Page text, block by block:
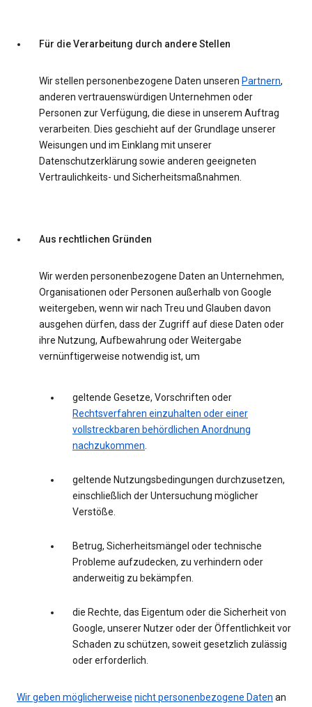
Für die Verarbeitung durch andere Stellen
Wir stellen personenbezogene Daten unseren Partnern,
anderen vertrauenswürdigen Unternehmen oder
Personen zur Verfügung, die diese in unserem Auftrag
verarbeiten. Dies geschieht auf der Grundlage unserer
Weisungen und im Einklang mit unserer
Datenschutzerklärung sowie anderen geeigneten
Vertraulichkeits- und Sicherheitsmaßnahmen.
Aus rechtlichen Gründen
Wir werden personenbezogene Daten an Unternehmen,
Organisationen oder Personen außerhalb von Google
weitergeben, wenn wir nach Treu und Glauben davon
ausgehen dürfen, dass der Zugriff auf diese Daten oder
ihre Nutzung, Aufbewahrung oder Weitergabe
vernünftigerweise notwendig ist, um
geltende Gesetze, Vorschriften oder
Rechtsverfahren einzuhalten oder einer
vollstreckbaren behördlichen Anordnung
nachzukommen.
geltende Nutzungsbedingungen durchzusetzen,
einschließlich der Untersuchung möglicher
Verstöße.
Betrug, Sicherheitsmängel oder technische
Probleme aufzudecken, zu verhindern oder
anderweitig zu bekämpfen.
die Rechte, das Eigentum oder die Sicherheit von
Google, unserer Nutzer oder der Öffentlichkeit vor
Schaden zu schützen, soweit gesetzlich zulässig
oder erforderlich.
Wir geben möglicherweise nicht personenbezogene Daten an